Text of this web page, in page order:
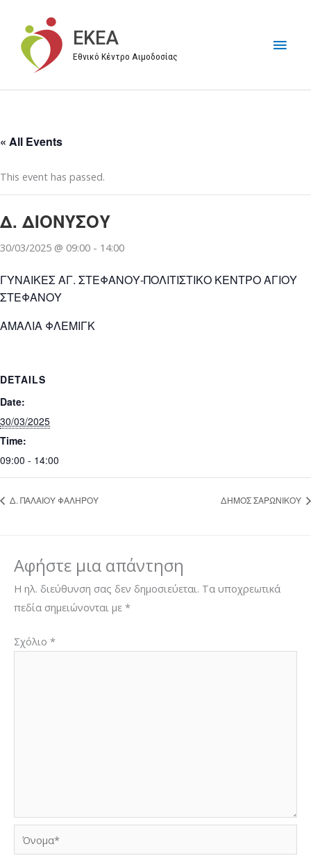
περιεχόμενο
EKEA
Εθνικό Κέντρο Αιμοδοσίας
« All Events
This event has passed.
Δ. ΔΙΟΝΥΣΟΥ
30/03/2025 @ 09:00 - 14:00
ΓΥΝΑΙΚΕΣ ΑΓ. ΣΤΕΦΑΝΟΥ-ΠΟΛΙΤΙΣΤΙΚΟ ΚΕΝΤΡΟ ΑΓΙΟΥ
ΣΤΕΦΑΝΟΥ
ΑΜΑΛΙΑ ΦΛΕΜΙΓΚ
DETAILS
Date:
30/03/2025
Time:
09:00 - 14:00
Δ. ΠΑΛΑΙΟΥ ΦΑΛΗΡΟΥ ΔΗΜΟΣ ΣΑΡΩΝΙΚΟΥ
Αφήστε μια απάντηση
Η ηλ. διεύθυνση σας δεν δημοσιεύεται. Τα υποχρεωτικά
πεδία σημειώνονται με *
Σχόλιο *